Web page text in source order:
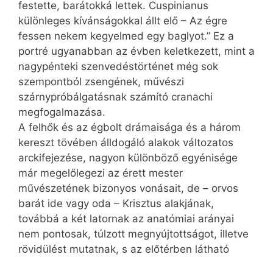
festette, barátokká lettek. Cuspinianus
különleges kívánságokkal állt elő – Az égre
fessen nekem kegyelmed egy baglyot.” Ez a
portré ugyanabban az évben keletkezett, mint a
nagypénteki szenvedéstörténet még sok
szempontból zsengének, művészi
szárnypróbálgatásnak számító cra­nachi
megfogalmazása.
A felhők és az égbolt drámaisága és a három
kereszt tövében álldogáló alakok változatos
arckifejezése, nagyon különböző egyénisége
már megelőlegezi az érett mester
művészetének bizonyos vonásait, de – orvos
barát ide vagy oda – Krisztus alakjának,
továbbá a két latornak az anatómiai arányai
nem pontosak, túlzott megnyújtottságot, illetve
rövidülést mutatnak, s az előtérben látható